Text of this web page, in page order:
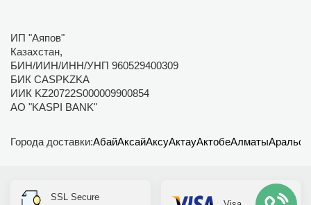
ИП "Аяпов"
Казахстан,
БИН/ИИН/ИНН/УНП 960529400309
БИК CASPKZKA
ИИК KZ20722S000009900854
АО "KASPI BANK"
Города доставки:АбайАксайАксуАктауАктобеАлматыАральск
SSL Secure